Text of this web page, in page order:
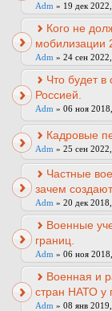
Adm » 19 дек
Кого не
мобилизации
Adm » 24 сен
Что будет
Россией.
Adm » 06 ноя
Кадровые
Adm » 25 сен
Частные
зачем
Adm » 20 дек
Военные
границ.
Adm » 06 ноя
Военная и
стран НАТО у
Adm » 08 янв